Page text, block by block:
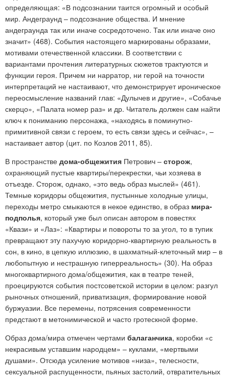
определяющая: «В подсознании таится огромный и особый
мир. Андеграунд – подсознание общества. И мнение
андеграунда так или иначе сосредоточено. Так или иначе оно
значит» (468). События настоящего маркированы образами,
мотивами отечественной классики. В соответствии с
вариантами прочтения литературных сюжетов трактуются и
функции героя. Причем ни нарратор, ни герой на точности
интерпретаций не настаивают, что демонстрирует ироническое
переосмысление названий глав: «Дулычев и другие», «Собачье
скерцо», «Палата номер раз» и др. Читатель должен сам найти
ключ к пониманию персонажа, «находясь в поминутно-
примитивной связи с героем, то есть связи здесь и сейчас», –
настаивает автор (цит. по Козлов 2011, 85).
В пространстве дома-общежития Петрович – сторож,
охраняющий пустые квартиры/перекрестки, чьи хозяева в
отъезде. Сторож, однако, «это ведь образ мыслей» (461).
Темные коридоры общежития, пустынные холодные улицы,
переходы метро смыкаются в некое единство, в образ мира-
подполья, который уже был описан автором в повестях
«Квази» и «Лаз»: «Квартиры и повороты то за угол, то в тупик
превращают эту пахучую коридорно-квартирную реальность в
сон, в кино, в цепкую иллюзию, в шахматный-клеточный мир – в
любопытную и нестрашную гиперреальность» (30). На образ
многоквартирного дома/общежития, как в театре теней,
проецируются события постсоветской истории в целом: разгул
рыночных отношений, приватизация, формирование новой
буржуазии. Все перемены, потрясения современности
предстают в метонимической и часто гротескной форме.
Образ дома/мира отмечен чертами балаганчика, коробки «с
некрасивым уставшим народцем» – куклами, «мертвыми
душами». Отсюда усиление мотивов «низа», телесности,
сексуальной распущенности, пьяных застолий, отвратительных